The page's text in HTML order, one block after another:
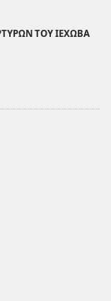
ΤΟΥ ΙΕΧΩΒΑ